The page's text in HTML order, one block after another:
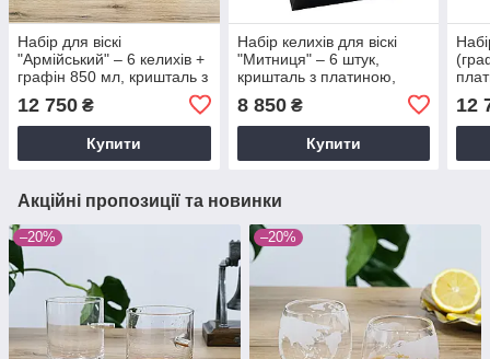
Набір для віскі
"Армійський" – 6 келихів +
графін 850 мл, кришталь з
емблема Boss Crystal
GPB7VSU2PGD
12 750 ₴
Купити
Набір келихів для віскі
"Митниця" – 6 штук,
кришталь з платиною,
емблема митної служби
Boss Crystal
GPB6MYT2PG
8 850₴
Купити
12
Акційні пропозиції та новинки
–20% –20%